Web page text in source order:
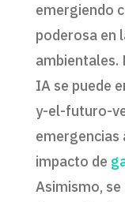
emergiendo
poderosa en
ambientales.
IA se puede
y-el-futuro-
emergencias
impacto de
Asimismo,